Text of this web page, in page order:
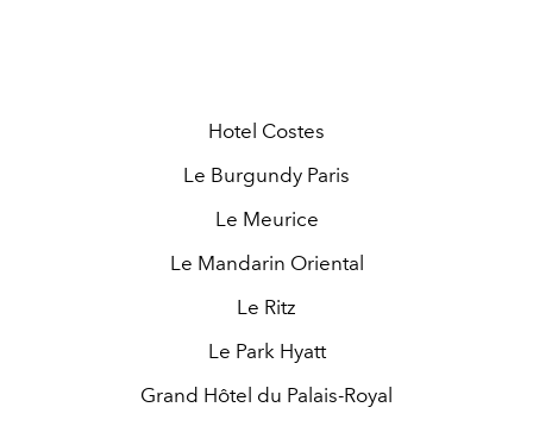
Hotel Costes
Le Burgundy Paris
Le Meurice
Le Mandarin Oriental
Le Ritz
Le Park Hyatt
Grand Hôtel du Palais-Royal